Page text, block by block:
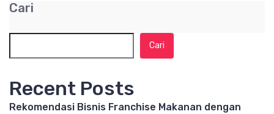
Cari
Cari
Recent Posts
Rekomendasi Bisnis Franchise Makanan dengan